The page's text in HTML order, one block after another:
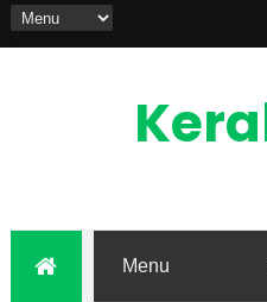
Feed